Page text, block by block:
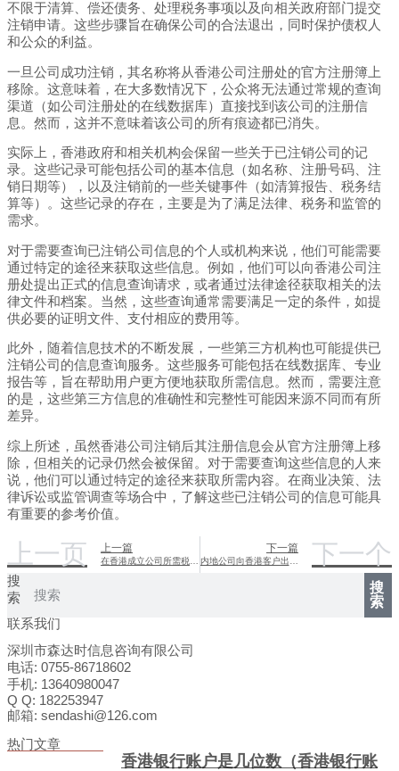
不限于清算、偿还债务、处理税务事项以及向相关政府部门提交
注销申请。这些步骤旨在确保公司的合法退出，同时保护债权人
和公众的利益。
一旦公司成功注销，其名称将从香港公司注册处的官方注册簿上
移除。这意味着，在大多数情况下，公众将无法通过常规的查询
渠道（如公司注册处的在线数据库）直接找到该公司的注册信
息。然而，这并不意味着该公司的所有痕迹都已消失。
实际上，香港政府和相关机构会保留一些关于已注销公司的记
录。这些记录可能包括公司的基本信息（如名称、注册号码、注
销日期等），以及注销前的一些关键事件（如清算报告、税务结
算等）。这些记录的存在，主要是为了满足法律、税务和监管的
需求。
对于需要查询已注销公司信息的个人或机构来说，他们可能需要
通过特定的途径来获取这些信息。例如，他们可以向香港公司注
册处提出正式的信息查询请求，或者通过法律途径获取相关的法
律文件和档案。当然，这些查询通常需要满足一定的条件，如提
供必要的证明文件、支付相应的费用等。
此外，随着信息技术的不断发展，一些第三方机构也可能提供已
注销公司的信息查询服务。这些服务可能包括在线数据库、专业
报告等，旨在帮助用户更方便地获取所需信息。然而，需要注意
的是，这些第三方信息的准确性和完整性可能因来源不同而有所
差异。
综上所述，虽然香港公司注销后其注册信息会从官方注册簿上移
除，但相关的记录仍然会被保留。对于需要查询这些信息的人来
说，他们可以通过特定的途径来获取所需内容。在商业决策、法
律诉讼或监管调查等场合中，了解这些已注销公司的信息可能具
有重要的参考价值。
上一页 上一篇 下一篇 下一个
搜
索
搜
索
联系我们
深圳市森达时信息咨询有限公司
电话: 0755-86718602
手机: 13640980047
Q Q: 182253947
邮箱: sendashi@126.com
热门文章
香港银行账户是几位数（香港银行账